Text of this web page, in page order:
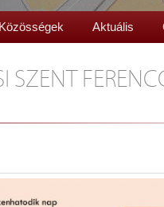
Közösségek Aktuális
SZENT